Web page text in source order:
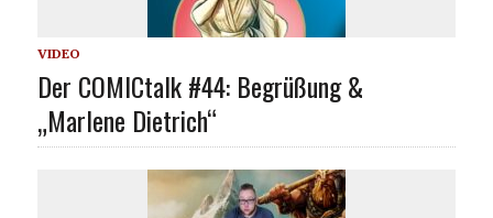
VIDEO
Der COMICtalk #44: Begrüßung &
„Marlene Dietrich“